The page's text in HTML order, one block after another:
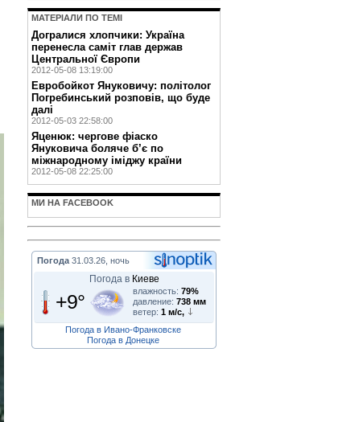
МАТЕРIАЛИ ПО ТЕМI
Догралися хлопчики: Україна
перенесла саміт глав держав
Центральної Європи
2012-05-08 13:19:00
Евробойкот Януковичу: політолог
Погребинський розповів, що буде
далі
2012-05-03 22:58:00
Яценюк: чергове фіаско
Януковича боляче б’є по
міжнародному іміджу країни
2012-05-08 22:25:00
МИ НА FACEBOOK
Погода 31.03.26, ночь
Погода в Киеве
+9° влажность: 79%
давление: 738 мм
ветер: 1 м/с,
Погода в Ивано-Франковске
Погода в Донецке